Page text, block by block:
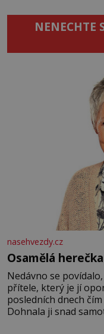
NENECHTE
nasehvezdy.cz
Osamělá
Nedávno se
přítele, který je jí
posledních dnech
Dohnala ji snad